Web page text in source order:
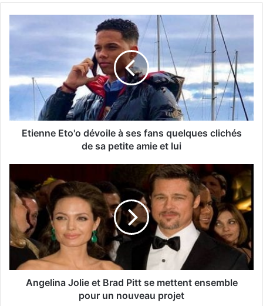
Etienne Eto'o dévoile à ses fans quelques clichés
de sa petite amie et lui
Angelina Jolie et Brad Pitt se mettent ensemble
pour un nouveau projet